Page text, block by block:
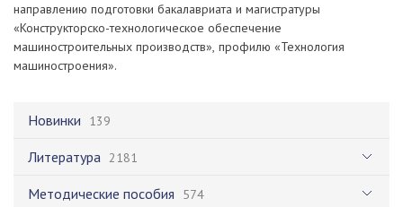
Новинки 139
Литература 2181
Методические пособия 574
направлению подготовки бакалавриата и магистратуры
«Конструкторско-технологическое обеспечение
машиностроительных производств», профилю «Технология
машиностроения».